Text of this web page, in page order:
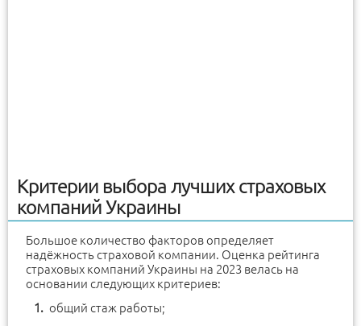
Критерии выбора лучших страховых
компаний Украины
Большое количество факторов определяет
надёжность страховой компании. Оценка рейтинга
страховых компаний Украины на 2023 велась на
основании следующих критериев:
общий стаж работы;